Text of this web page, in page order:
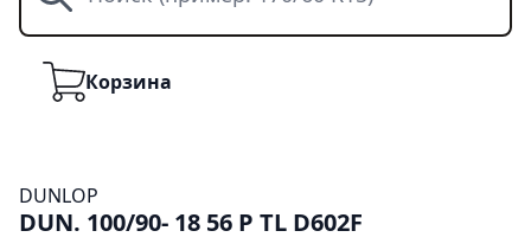
КорзинаКорзина
DUNLOP
DUN. 100/90- 18 56 P TL D602F